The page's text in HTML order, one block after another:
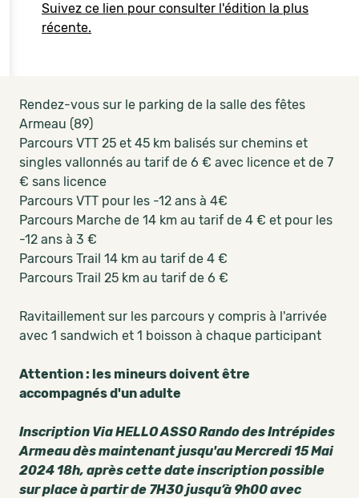
Suivez ce lien pour consulter l'édition la plus
récente.
Rendez-vous sur le parking de la salle des fêtes
Armeau (89)
Parcours VTT 25 et 45 km balisés sur chemins et
singles vallonnés au tarif de 6 € avec licence et de 7
€ sans licence
Parcours VTT pour les -12 ans à 4€
Parcours Marche de 14 km au tarif de 4 € et pour les
-12 ans à 3 €
Parcours Trail 14 km au tarif de 4 €
Parcours Trail 25 km au tarif de 6 €
Ravitaillement sur les parcours y compris à l'arrivée
avec 1 sandwich et 1 boisson à chaque participant
Attention : les mineurs doivent être
accompagnés d'un adulte
Inscription Via HELLO ASSO Rando des Intrépides
Armeau dès maintenant jusqu'au Mercredi 15 Mai
2024 18h, après cette date inscription possible
sur place à partir de 7H30 jusqu’à 9h00 avec